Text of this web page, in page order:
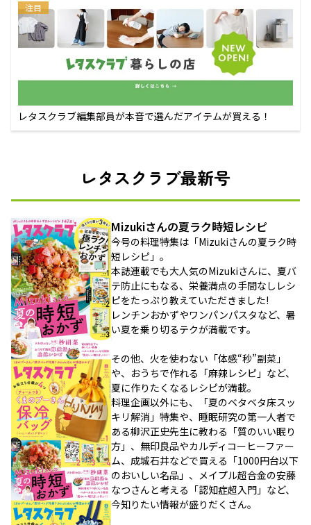
注目
レタスクラブ編集部員が本音で選んだアイテムが買える！
レタスクラブ最新号
Mizukiさんの夏ラク時短レシピ
今号の料理特集は「Mizukiさんの夏ラク時
短レシピ」。
本誌連載でも大人気のMizukiさんに、夏バ
テ防止にもなる、栄養満点の手間なしレシ
ピをたっぷり教えていただきました!
レンチンおかずやワンパンパスタなど、暑
い夏を乗り切るテクが満載です。
その他、火を使わない「体感“秒”副菜」
や、おうちで作れる「麻辣レシピ」など、
夏に作りたくなるレシピが満載。
料理企画以外にも、「夏のベタベタ床スッ
キリ解消」特集や、睡眠研究の第一人者で
ある柳沢正史先生に教わる「質のいい眠り
方」、無印良品やカルディコーヒーファー
ム、成城石井などで買える「1000円台以下
のおいしい名品」、メイプル超合金の安藤
なつさんと考える「認知症超入門」など、
今知りたい情報が盛りだくさん。